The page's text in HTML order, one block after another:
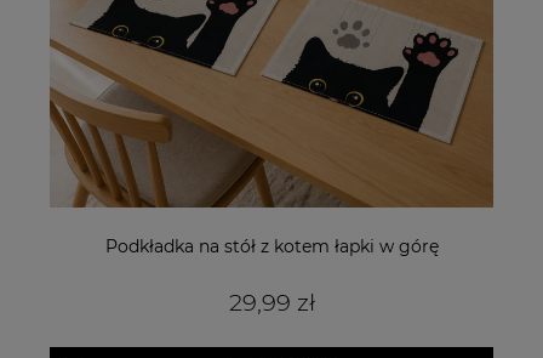
Podkładka na stół z kotem łapki w górę
29,99 zł